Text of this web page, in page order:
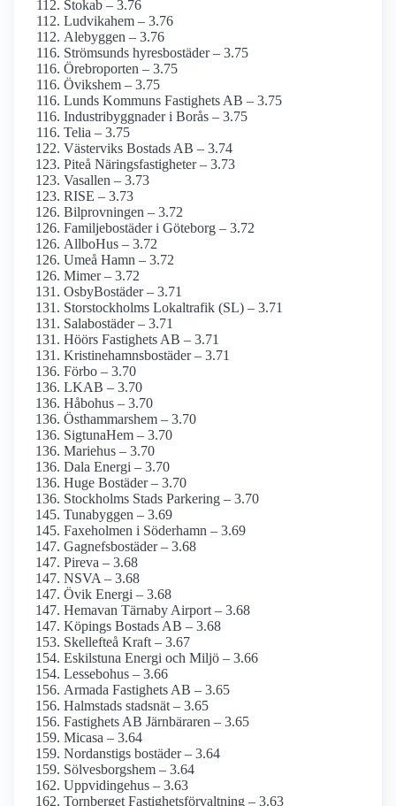
Stokab – 3.76
Ludvikahem – 3.76
Alebyggen – 3.76
Strömsunds hyresbostäder – 3.75
Örebroporten – 3.75
Övikshem – 3.75
Lunds Kommuns Fastighets AB – 3.75
Industribyggnader i Borås – 3.75
Telia – 3.75
Västerviks Bostads AB – 3.74
Piteå Näringsfastigheter – 3.73
Vasallen – 3.73
RISE – 3.73
Bilprovningen – 3.72
Familjebostäder i Göteborg – 3.72
AllboHus – 3.72
Umeå Hamn – 3.72
Mimer – 3.72
OsbyBostäder – 3.71
Storstockholms Lokaltrafik (SL) – 3.71
Salabostäder – 3.71
Höörs Fastighets AB – 3.71
Kristinehamnsbostäder – 3.71
Förbo – 3.70
LKAB – 3.70
Håbohus – 3.70
Östhammarshem – 3.70
SigtunaHem – 3.70
Mariehus – 3.70
Dala Energi – 3.70
Huge Bostäder – 3.70
Stockholms Stads Parkering – 3.70
Tunabyggen – 3.69
Faxeholmen i Söderhamn – 3.69
Gagnefsbostäder – 3.68
Pireva – 3.68
NSVA – 3.68
Övik Energi – 3.68
Hemavan Tärnaby Airport – 3.68
Köpings Bostads AB – 3.68
Skellefteå Kraft – 3.67
Eskilstuna Energi och Miljö – 3.66
Lessebohus – 3.66
Armada Fastighets AB – 3.65
Halmstads stadsnät – 3.65
Fastighets AB Järnbäraren – 3.65
Micasa – 3.64
Nordanstigs bostäder – 3.64
Sölvesborgshem – 3.64
Uppvidingehus – 3.63
Tornberget Fastighetsförvaltning – 3.63